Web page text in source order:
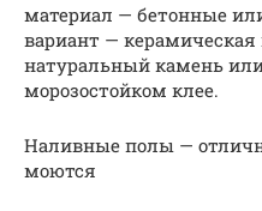
материал — бетонные
вариант —
натуральный камень
морозостойком клее.
Наливные полы —
моются